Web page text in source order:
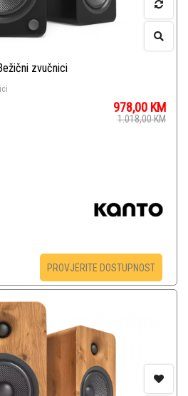
zvučnici
978,00 KM
1.018,00KM
PROVJERITE DOSTUPNOST